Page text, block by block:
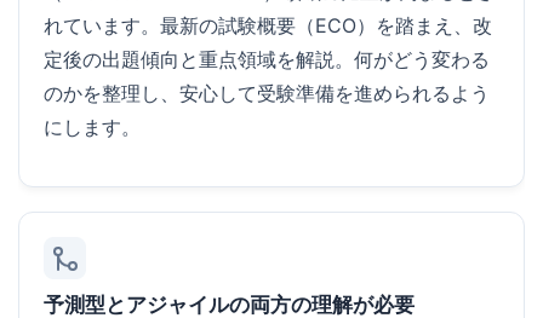
れています。最新の試験概要（ECO）を踏まえ、改
定後の出題傾向と重点領域を解説。何がどう変わる
のかを整理し、安心して受験準備を進められるよう
にします。
予測型とアジャイルの両方の理解が必要